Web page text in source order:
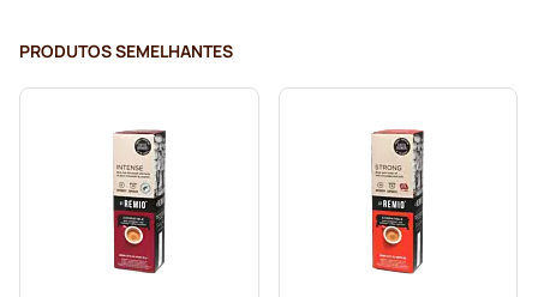
PRODUTOS SEMELHANTES